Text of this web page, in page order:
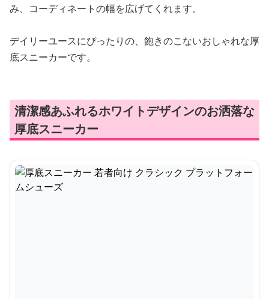
み、コーディネートの幅を広げてくれます。
デイリーユースにぴったりの、飽きのこないおしゃれな厚
底スニーカーです。
清潔感あふれるホワイトデザインのお洒落な
厚底スニーカー